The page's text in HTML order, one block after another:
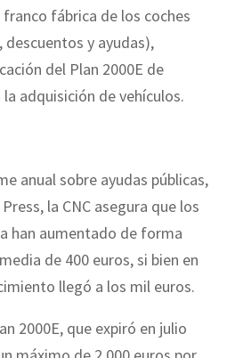
fábrica de los coches
y ayudas),
del Plan 2000E de
adquisición de vehículos.
anual sobre ayudas públicas,
la CNC asegura que los
han aumentado de forma
de 400 euros, si bien en
llegó a los mil euros.
2000E, que expiró en julio